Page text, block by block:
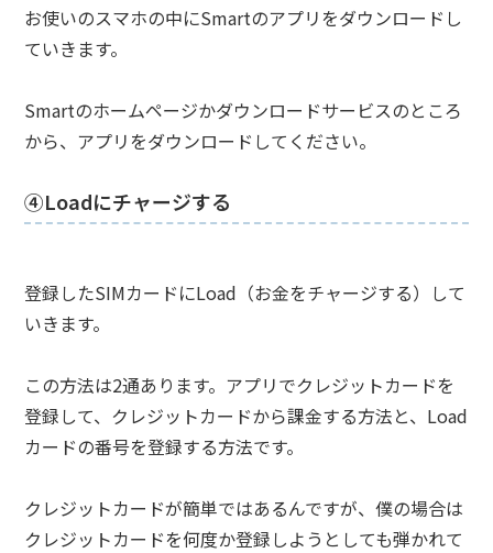
お使いのスマホの中にSmartのアプリをダウンロードし
ていきます。
Smartのホームページかダウンロードサービスのところ
から、アプリをダウンロードしてください。
④Loadにチャージする
登録したSIMカードにLoad（お金をチャージする）して
いきます。
この方法は2通あります。アプリでクレジットカードを
登録して、クレジットカードから課金する方法と、Load
カードの番号を登録する方法です。
クレジットカードが簡単ではあるんですが、僕の場合は
クレジットカードを何度か登録しようとしても弾かれて